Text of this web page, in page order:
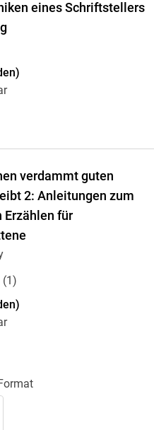
eines Schriftstellers
verdammt guten
2: Anleitungen zum
Erzählen für
(1 )